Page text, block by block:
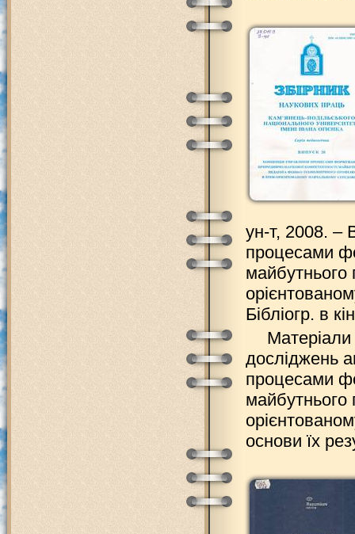
ун-т, 2008. –
процесами
майбутнього
Бібліогр. в
Матеріали
досліджень
процесами
майбутнього
основи їх